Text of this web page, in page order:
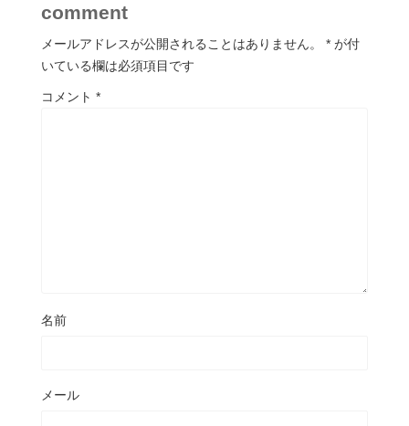
comment
メールアドレスが公開されることはありません。 * が付
いている欄は必須項目です
コメント *
名前
メール